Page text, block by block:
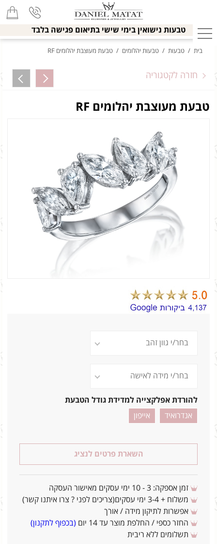
טבעות נישואין בימי שישי בתיאום פגישה בלבד
בית / טבעות / טבעות יהלומים / טבעת מעוצבת יהלומים RF
חזרה לקטגוריה
טבעת מעוצבת יהלומים RF
להורדת אפלקצייה למדידת גודל הטבעת
אנדרואיד
אייפון
השארת פרטים לנציג
זמן אספקה: 3 - 10 ימי עסקים מאישור העסקה
משלוח + 3-4 ימי עסקים(צריכים לפני ? צרו איתנו קשר)
אפשרות לתיקון מידה / אורך
החזר כספי / החלפת מוצר עד 14 יום
(בכפוף לתקנון)
תשלומים ללא ריבית